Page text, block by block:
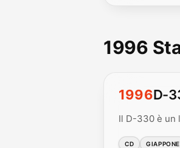
1996
1996D-
Il D-330 è un
CD GIAPPONE